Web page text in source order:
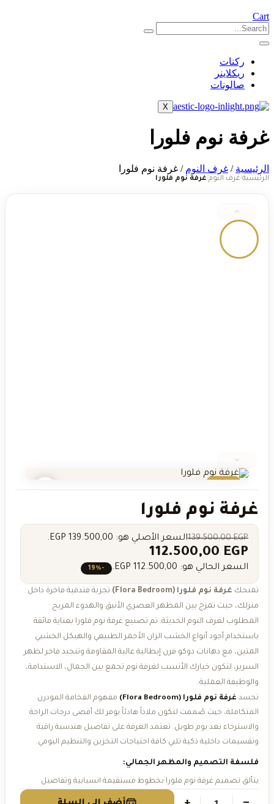
Cart
ركنات
ريكلاينر
صالونات
X
غرفة نوم فلورا
الرئيسية / غرف النوم / غرفة نوم فلورا
الرئيسية/غرف النوم/غرفة نوم فلورا
غرفة نوم فلورا
139.500,00EGP السعر الأصلي هو: 139.500,00 EGP.
112.500,00 EGP
السعر الحالي هو: 112.500,00 EGP. -19%
تمنحك غرفة نوم فلورا (Flora Bedroom)
تجربة فندقية فاخرة داخل
منزلك، حيث تمزج بين المظهر العصري الأنيق والهدوء المريح
المطلوب لغرف النوم الحديثة. تم تصنيع غرفة نوم فلورا بعناية فائقة
باستخدام أجود أنواع الخشب الزان الأحمر الطبيعي والهيكل الخشبي
المتين، مع دهانات دوكو فرن إيطالية عالية المقاومة وتنجيد فاخر لظهر
السرير، لتكون خيارك الأنسب لغرفة نوم تجمع بين الجمال، الاستدامة،
والوظيفة العملية.
تجسد غرفة نوم فلورا (Flora Bedroom)
مفهوم الفخامة المودرن
المتكاملة، حيث صُممت لتكون ملاذاً هادئاً يوفر لك أقصى درجات الراحة
والاسترخاء بعد يوم طويل. تعتمد الغرفة على تفاصيل هندسية راقية
وتقسيمات داخلية ذكية تلبي كافة احتياجات التخزين والتنظيم اليومي.
فلسفة التصميم والمظهر الجمالي:
يتألق تصميم غرفة نوم فلورا بخطوط مستقيمة انسيابية وتفاصيل
ناعمة تعكس الرقي دون تكلف. يأتي ظهر السرير بتنجيد كابيتونيه عصري